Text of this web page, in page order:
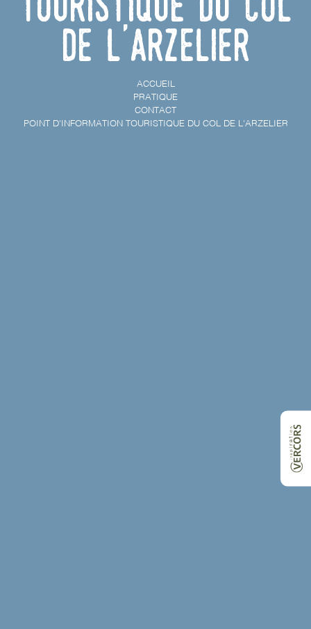
de l'Arzelier
ACCUEIL
PRATIQUE
CONTACT
POINT D'INFORMATION TOURISTIQUE DU COL DE L'ARZELIER